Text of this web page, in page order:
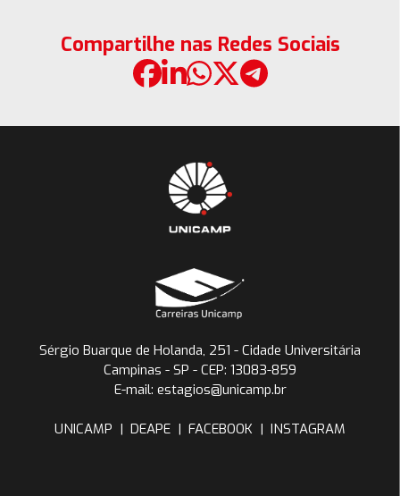
Compartilhe nas Redes Sociais
Sérgio Buarque de Holanda, 251 - Cidade Universitária
Campinas - SP - CEP: 13083-859
E-mail: estagios@unicamp.br
UNICAMP | DEAPE | FACEBOOK | INSTAGRAM